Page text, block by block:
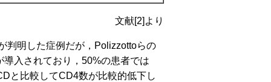
文献[2]より
明した症例だが，Polizzottoらの
入されており，50%の患者では
と比較してCD4数が比較的低下し